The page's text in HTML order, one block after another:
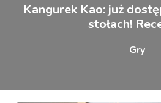
Kangurek Kao: już
stołach!
Gry